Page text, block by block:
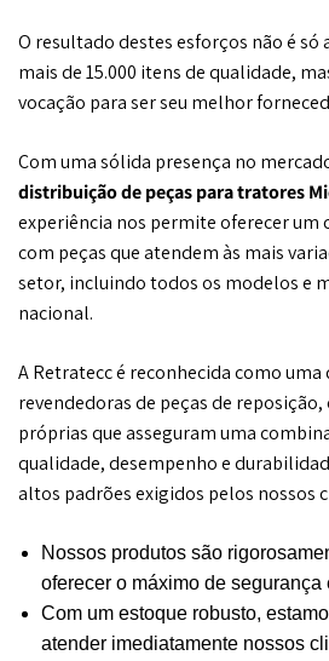
O resultado destes esforços não é
mais de 15.000 itens de qualidade,
vocação para ser seu melhor
Com uma sólida presença no
distribuição de peças para tratores
experiência nos permite oferecer um
com peças que atendem às mais
setor, incluindo todos os modelos e
nacional.
A Retratecc é reconhecida como uma
revendedoras de peças de
próprias que asseguram uma
qualidade, desempenho e
altos padrões exigidos pelos nossos
Nossos produtos são
oferecer o máximo de segurança
Com um estoque robusto,
atender imediatamente nossos